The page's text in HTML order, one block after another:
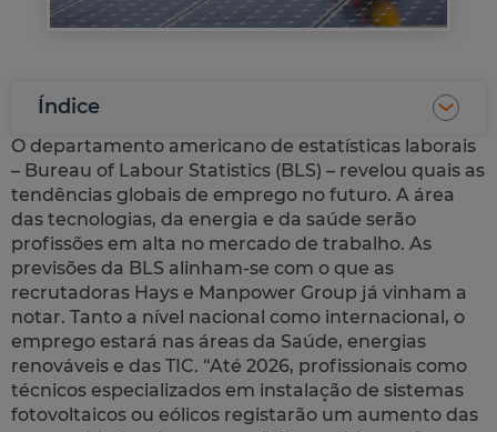
Índice
O departamento americano de estatísticas laborais
– Bureau of Labour Statistics (BLS) – revelou quais as
tendências globais de emprego no futuro. A área
das tecnologias, da energia e da saúde serão
profissões em alta no mercado de trabalho. As
previsões da BLS alinham-se com o que as
recrutadoras Hays e Manpower Group já vinham a
notar. Tanto a nível nacional como internacional, o
emprego estará nas áreas da Saúde, energias
renováveis e das TIC. “Até 2026, profissionais como
técnicos especializados em instalação de sistemas
fotovoltaicos ou eólicos registarão um aumento das